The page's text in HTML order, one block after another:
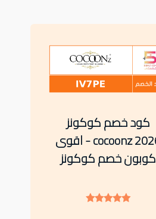
كود خصم كوكونز
cocoonz 2026 - اقوى
كوبون خصم كوكونز